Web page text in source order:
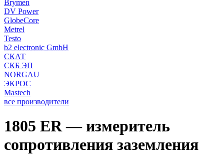
Brymen
DV Power
GlobeCore
Metrel
Testo
b2 electronic GmbH
СКАТ
СКБ ЭП
NORGAU
ЭКРОС
Mastech
все производители
1805 ER — измеритель
сопротивления заземления